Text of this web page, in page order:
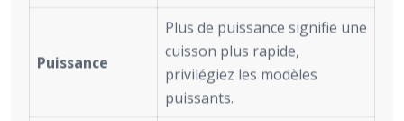
Puissance
Plus de puissance signifie une
cuisson plus rapide,
privilégiez les modèles
puissants.